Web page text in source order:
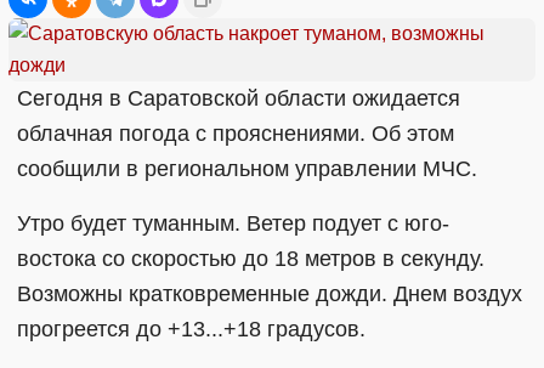
Сегодня в Саратовской области ожидается
облачная погода с прояснениями. Об этом
сообщили в региональном управлении МЧС.
Утро будет туманным. Ветер подует с юго-
востока со скоростью до 18 метров в секунду.
Возможны кратковременные дожди. Днем воздух
прогреется до +13...+18 градусов.